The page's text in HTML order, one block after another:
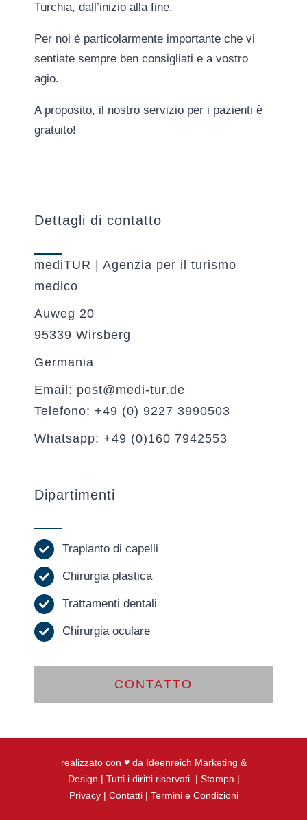
Turchia, dall’inizio alla fine.
Per noi è particolarmente importante che vi
sentiate sempre ben consigliati e a vostro
agio.
A proposito, il nostro servizio per i pazienti è
gratuito!
Dettagli di contatto
mediTUR | Agenzia per il turismo
medico
Auweg 20
95339 Wirsberg
Germania
Email: post@medi-tur.de
Telefono: +49 (0) 9227 3990503
Whatsapp: +49 (0)160 7942553
Dipartimenti
Trapianto di capelli
Chirurgia plastica
Trattamenti dentali
Chirurgia oculare
CONTATTO
realizzato con ♥ da Ideenreich Marketing &
Design | Tutti i diritti riservati. | Stampa |
Privacy| Contatti| Termini e Condizioni